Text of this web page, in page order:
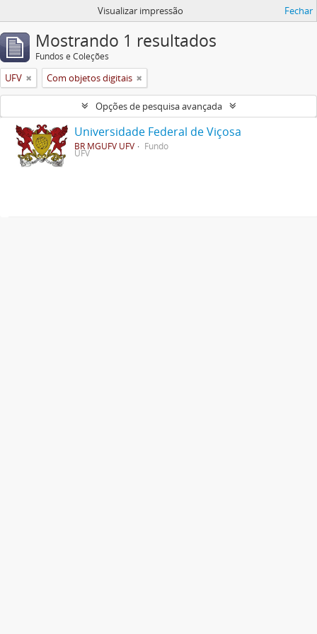
Visualizar impressão Fechar
Mostrando 1 resultados
Fundos e Coleções
UFV Com objetos digitais
Opções de pesquisa avançada
Universidade Federal de Viçosa
BR MGUFV UFV Fundo
UFV